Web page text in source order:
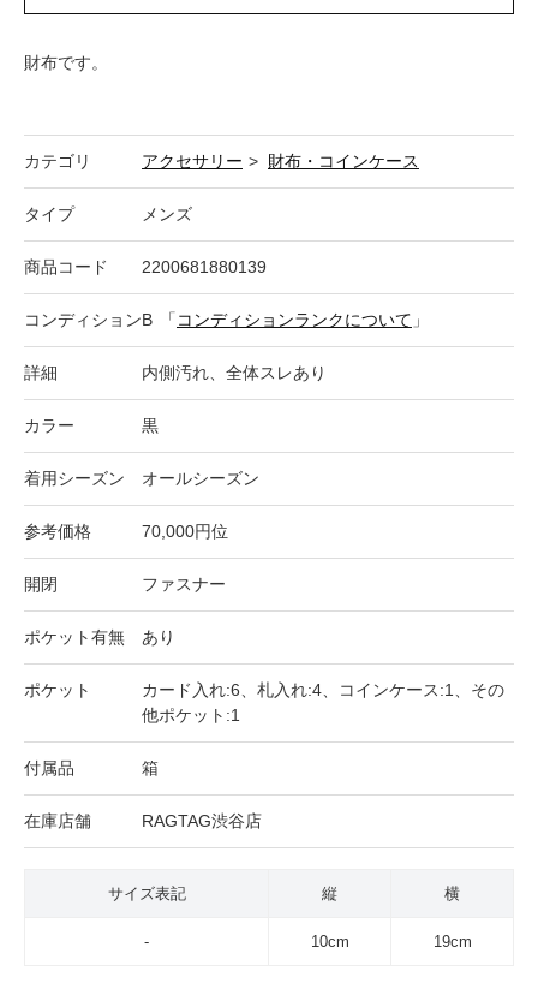
財布です。
カテゴリ アクセサリー > 財布・コインケース
タイプ メンズ
商品コード 2200681880139
コンディションB 「 コンディションランクについて 」
詳細 内側汚れ、全体スレあり
カラー 黒
着用シーズン オールシーズン
参考価格 70,000円位
開閉 ファスナー
ポケット有無 あり
ポケット
カード入れ:6、札入れ:4、コインケース:1、その
他ポケット:1
付属品 箱
在庫店舗 RAGTAG渋谷店
サイズ表記 縦 横
- 10cm 19cm